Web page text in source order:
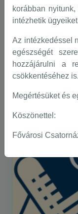
2025-12-03
Tájékoztatás
A 2011. évi
szóló törvény
november 20-i
További
korábban
intézhetik
Az intézkedéssel
egészségét
hozzájárulni a
csökkentéséhez is.
Megértésüket és
Köszönettel:
Fővárosi